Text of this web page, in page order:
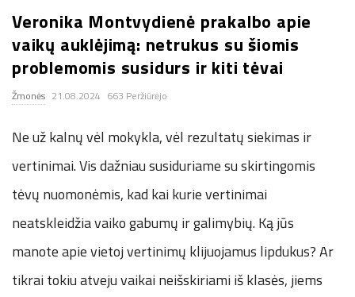
.
c
o
.
u
k
Veronika Montvydienė prakalbo apie
vaikų auklėjimą: netrukus su šiomis
problemomis susidurs ir kiti tėvai
Žmonės 21.08.2024 663 Peržiūrėjo
Ne už kalnų vėl mokykla, vėl rezultatų siekimas ir
vertinimai. Vis dažniau susiduriame su skirtingomis
tėvų nuomonėmis, kad kai kurie vertinimai
neatskleidžia vaiko gabumų ir galimybių. Ką jūs
manote apie vietoj vertinimų klijuojamus lipdukus? Ar
tikrai tokiu atveju vaikai neišskiriami iš klasės, jiems